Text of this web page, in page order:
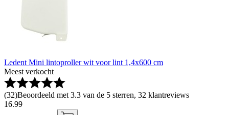
Ledent Mini lintoproller wit voor lint 1,4x600 cm
Meest verkocht
(32)Beoordeeld met 3.3 van de 5 sterren, 32 klantreviews
16.99